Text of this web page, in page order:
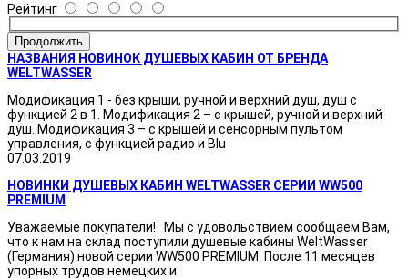
Рейтинг
Продолжить
НАЗВАНИЯ НОВИНОК ДУШЕВЫХ КАБИН ОТ БРЕНДА
WELTWASSER
Модификация 1 - без крыши, ручной и верхний душ, душ с
функцией 2 в 1. Модификация 2 – с крышей, ручной и верхний
душ. Модификация 3 – с крышей и сенсорным пультом
управления, с функцией радио и Blu
07.03.2019
НОВИНКИ ДУШЕВЫХ КАБИН WELTWASSER СЕРИИ WW500
PREMIUM
Уважаемые покупатели! Мы с удовольствием сообщаем Вам,
что к нам на склад поступили душевые кабины WeltWasser
(Германия) новой серии WW500 PREMIUM. После 11 месяцев
упорных трудов немецких и